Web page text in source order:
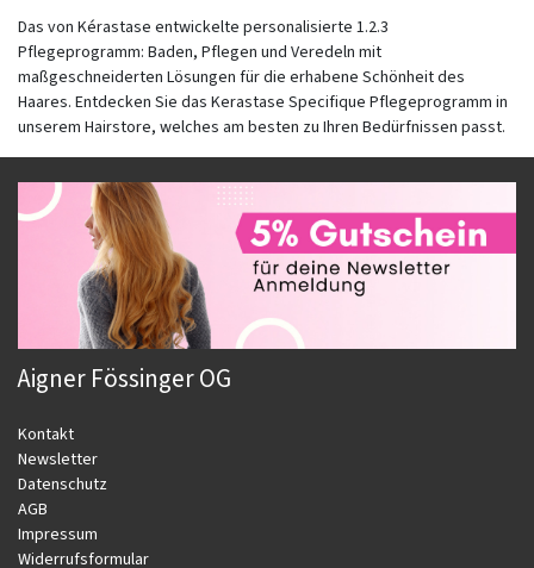
Das von Kérastase entwickelte personalisierte 1.2.3
Pflegeprogramm: Baden, Pflegen und Veredeln mit
maßgeschneiderten Lösungen für die erhabene Schönheit des
Haares. Entdecken Sie das Kerastase Specifique Pflegeprogramm in
unserem Hairstore, welches am besten zu Ihren Bedürfnissen passt.
Aigner Fössinger OG
Kontakt
Newsletter
Datenschutz
AGB
Impressum
Widerrufsformular